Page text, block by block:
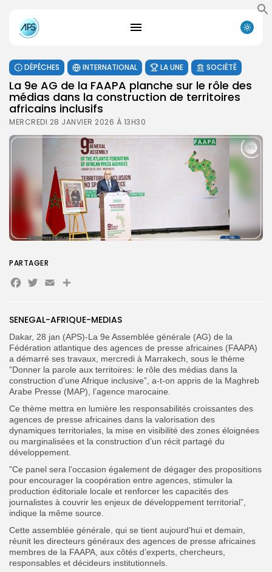
Search
for:
Button
FR
DÉPÊCHES INTERNATIONAL LA UNE SOCIÉTÉ
La 9e AG de la FAAPA planche sur le rôle des
médias dans la construction de territoires
africains inclusifs
MERCREDI 28 JANVIER 2026 À 13H30
SENEGAL-AFRIQUE-MEDIAS
Dakar, 28 jan (APS)-La 9e Assemblée générale (AG) de la
Fédération atlantique des agences de presse africaines (FAAPA)
a démarré ses travaux, mercredi à Marrakech, sous le thème
”Donner la parole aux territoires: le rôle des médias dans la
construction d’une Afrique inclusive”, a-t-on appris de la Maghreb
Arabe Presse (MAP), l’agence marocaine.
Ce thème mettra en lumière les responsabilités croissantes des
agences de presse africaines dans la valorisation des
dynamiques territoriales, la mise en visibilité des zones éloignées
ou marginalisées et la construction d’un récit partagé du
développement.
”Ce panel sera l’occasion également de dégager des propositions
pour encourager la coopération entre agences, stimuler la
production éditoriale locale et renforcer les capacités des
journalistes à couvrir les enjeux de développement territorial”,
indique la même source.
Cette assemblée générale, qui se tient aujourd’hui et demain,
réunit les directeurs généraux des agences de presse africaines
membres de la FAAPA, aux côtés d’experts, chercheurs,
responsables et décideurs institutionnels.
PARTAGER
Facebook
Twitter
EmailPartager